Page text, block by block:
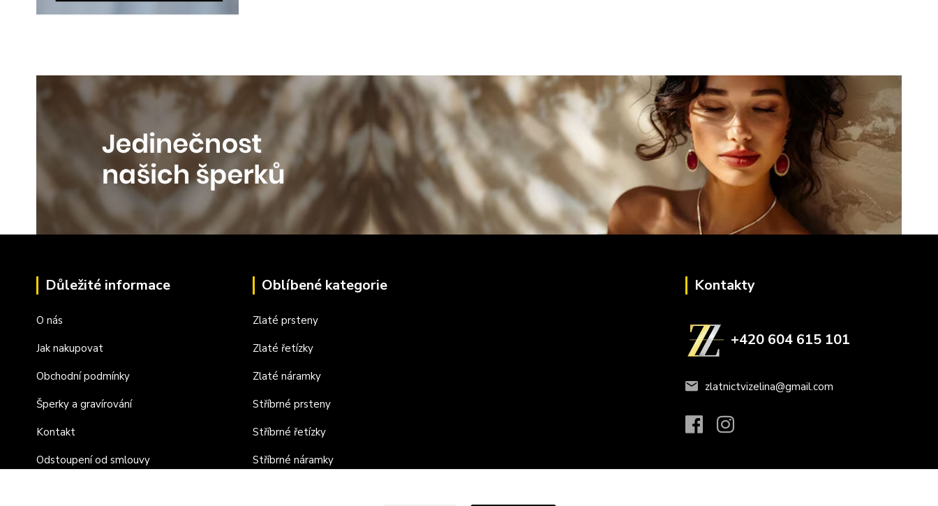
Důležité informace
O nás
Jak nakupovat
Obchodní podmínky
Šperky a gravírování
Kontakt
Odstoupení od smlouvy
Oblíbené kategorie
Zlaté prsteny
Zlaté řetízky
Zlaté náramky
Stříbrné prsteny
Stříbrné řetízky
Stříbrné náramky
Kontakty
+420 604 615 101
zlatnictvizelina@gmail.com